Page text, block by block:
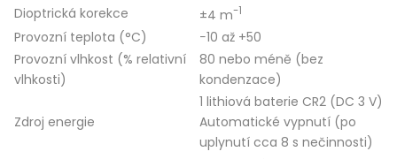
Dioptrická korekce
±4 m-1
Provozní teplota (°C)
−10 až +50
Provozní vlhkost (% relativní
vlhkosti)
80 nebo méně (bez
kondenzace)
Zdroj energie
1 lithiová baterie CR2 (DC 3 V)
Automatické vypnutí (po
uplynutí cca 8 s nečinnosti)